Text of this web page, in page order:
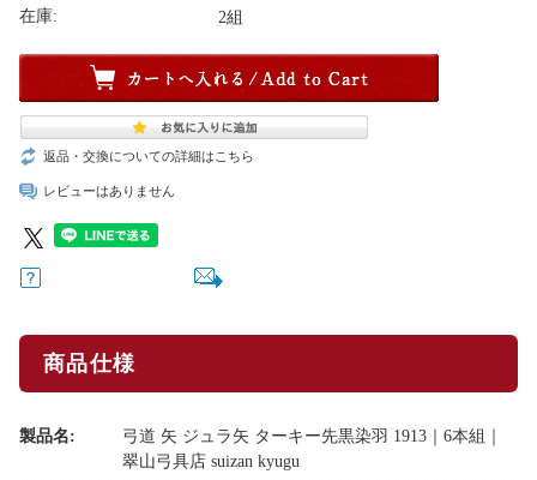
在庫: 2組
返品・交換についての詳細はこちら
レビューはありません
商品仕様
製品名:
弓道 矢 ジュラ矢 ターキー先黒染羽 1913｜6本組｜
翠山弓具店 suizan kyugu